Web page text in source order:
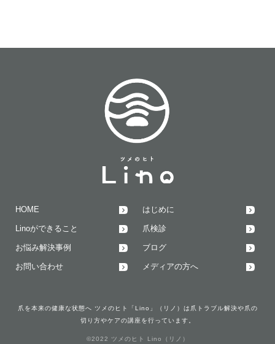
HOME はじめに
Linoができること 爪検診
お悩み解決事例 ブログ
お問い合わせ メディアの方へ
爪を本来の健康な状態へ ツメのヒト「Lino」（リノ）は爪トラブル解決や爪の
切り方やケアの講座を行っています。
©2022 ツメのヒト Lino（リノ）